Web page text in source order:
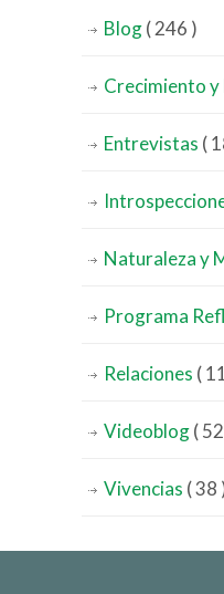
Blog( 246 )
Crecimiento
Entrevistas (
Naturaleza y
Programa
Relaciones (
Videoblog(
Vivencias ( 38